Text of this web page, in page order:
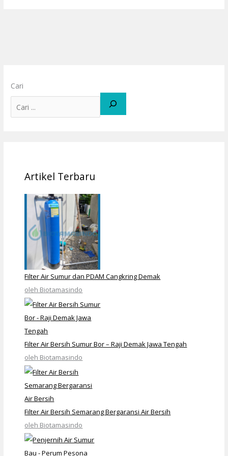
Cari
Artikel Terbaru
Filter Air Sumur dan PDAM Cangkring Demak
oleh Biotamasindo
Filter Air Bersih Sumur Bor – Raji Demak Jawa Tengah
oleh Biotamasindo
Filter Air Bersih Semarang Bergaransi Air Bersih
oleh Biotamasindo